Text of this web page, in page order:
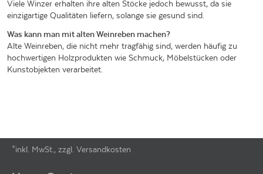
Viele Winzer erhalten ihre alten Stöcke jedoch bewusst, da sie
einzigartige Qualitäten liefern, solange sie gesund sind.
Was kann man mit alten Weinreben machen?
Alte Weinreben, die nicht mehr tragfähig sind, werden häufig zu
hochwertigen Holzprodukten wie Schmuck, Möbelstücken oder
Kunstobjekten verarbeitet.
*inkl. MwSt., zzgl. Versandkosten